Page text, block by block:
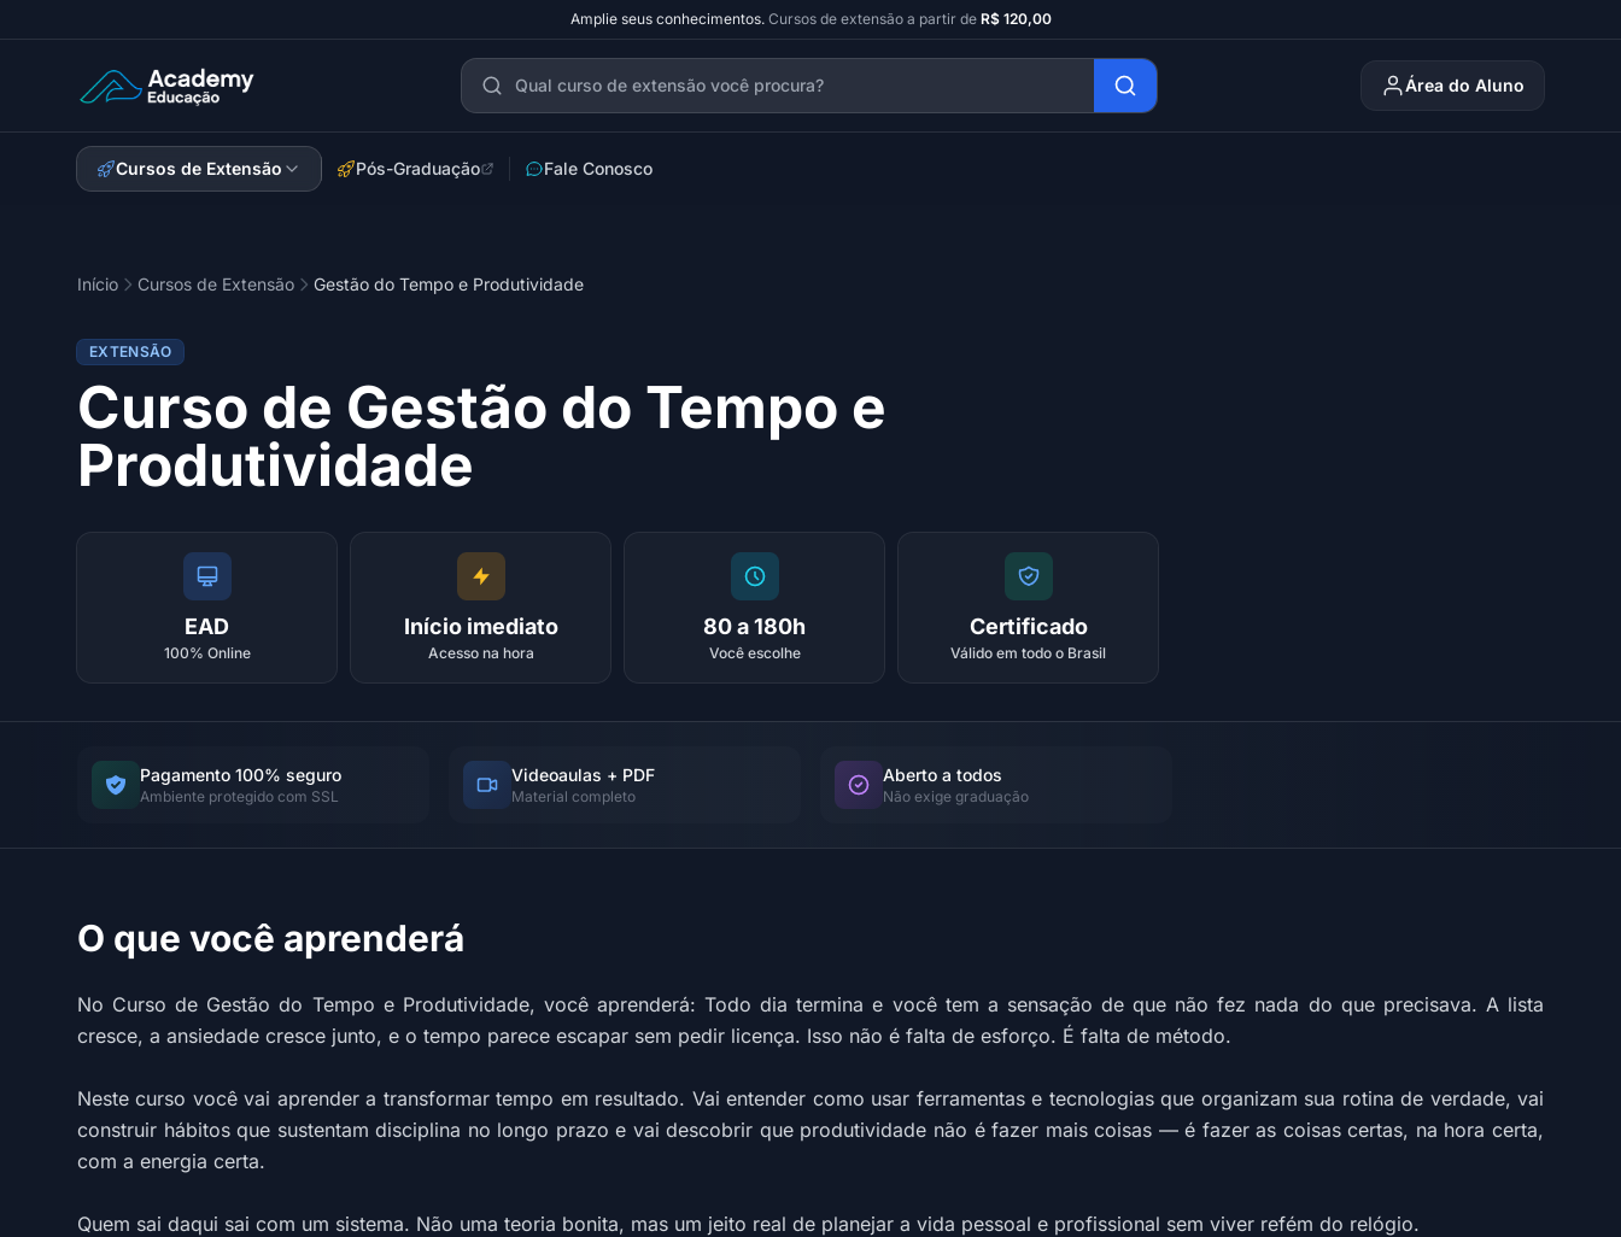
Amplie seus conhecimentos. Cursos de extensão a partir de R$ 120,00
Academy Extensão
Área do Aluno
Cursos de Extensão Pós-Graduação Fale Conosco
Início Cursos de Extensão Gestão do Tempo e Produtividade
EXTENSÃO
Curso de Gestão do Tempo e
Produtividade
EAD
100% Online
Início imediato
Acesso na hora
80 a 180h
Você escolhe
Certificado
Válido em todo o Brasil
Pagamento 100% seguro
Ambiente protegido com SSL
Videoaulas + PDF
Material completo
Aberto a todos
Não exige graduação
O que você aprenderá
No Curso de Gestão do Tempo e Produtividade, você aprenderá: Todo dia termina e você tem a sensação de que não fez nada do que precisava. A lista
cresce, a ansiedade cresce junto, e o tempo parece escapar sem pedir licença. Isso não é falta de esforço. É falta de método.
Neste curso você vai aprender a transformar tempo em resultado. Vai entender como usar ferramentas e tecnologias que organizam sua rotina de verdade, vai
construir hábitos que sustentam disciplina no longo prazo e vai descobrir que produtividade não é fazer mais coisas — é fazer as coisas certas, na hora certa,
com a energia certa.
Quem sai daqui sai com um sistema. Não uma teoria bonita, mas um jeito real de planejar a vida pessoal e profissional sem viver refém do relógio.